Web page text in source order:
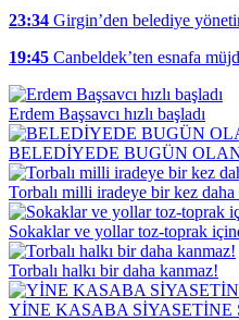
23:34 Girgin’den belediye
19:45 Canbeldek’ten esnafa
Erdem Başsavcı hızlı başladı
BELEDİYEDE BUGÜN
Torbalı milli iradeye bir kez daha
Sokaklar ve yollar toz-toprak
Torbalı halkı bir daha kanmaz!
YİNE KASABA SİYASETİNE